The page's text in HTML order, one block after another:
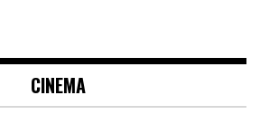
CINEMA